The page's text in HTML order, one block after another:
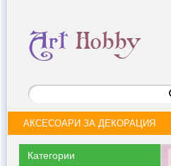
АКСЕСОАРИ ЗА ДЕКОРАЦИЯ
Категории